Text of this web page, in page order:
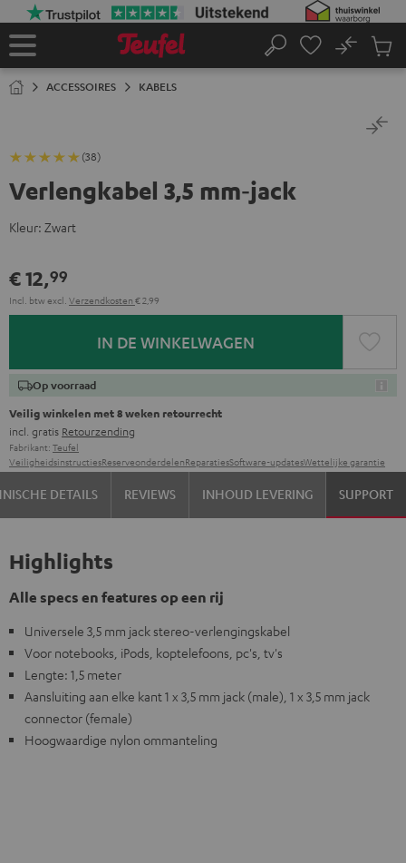
Home
Zoeken
No
ACCESSOIRES KABELS
(38)
Verlengkabel 3,5 mm‑jack
Kleur: Zwart
€ 12,99
Incl. btwexcl. Verzendkosten € 2,99
IN DE WINKELWAGEN
Op voorraad
Veilig winkelen met 8 weken retourrecht
incl. gratis Retourzending
Fabrikant: Teufel
VeiligheidsinstructiesReserveonderdelenReparatiesSoftware-updatesWettelijke garantie
DETAILS REVIEWS INHOUD LEVERING SUPPORT
Highlights
Alle specs en features op een rij
Universele 3,5 mm jack stereo-verlengingskabel
Voor notebooks, iPods, koptelefoons, pc's, tv's
Lengte: 1,5 meter
Aansluiting aan elke kant 1 x 3,5 mm jack (male), 1 x 3,5 mm jack
connector (female)
Hoogwaardige nylon ommanteling